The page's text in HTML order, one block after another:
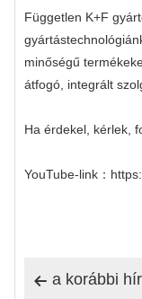
Független K+F
minőségű
átfogó, integrált
Ha érdekel, kérlek,
YouTube-link：
 a korábbi